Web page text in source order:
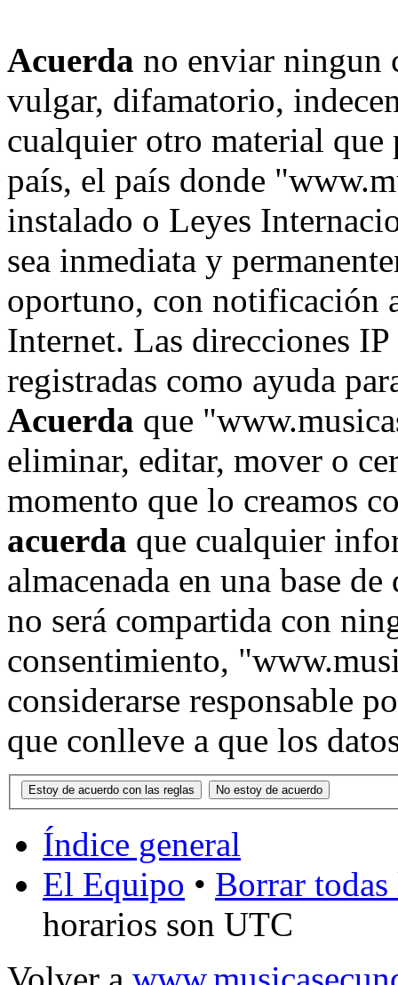
Acuerda no enviar ningun
vulgar, difamatorio,
cualquier otro material
país, el país donde
instalado o Leyes
sea inmediata y
oportuno, con notificación
Internet. Las direcciones
registradas como ayuda
Acuerda que
eliminar, editar, mover o
momento que lo creamos
acuerda que cualquier
almacenada en una base
no será compartida con
consentimiento,
considerarse responsable
que conlleve a que los
Índice general
El Equipo • Borrar
horarios son UTC